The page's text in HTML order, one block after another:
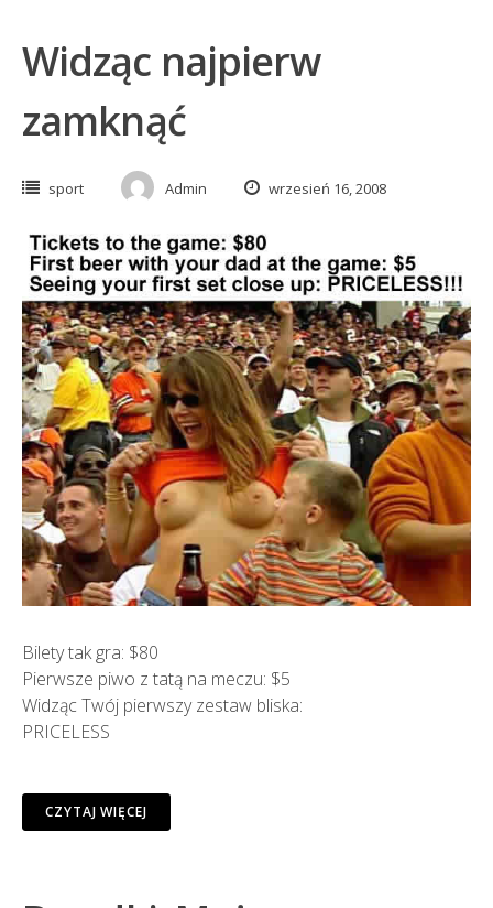
Widząc najpierw
zamknąć
sport Admin wrzesień 16, 2008
Bilety tak gra: $80
Pierwsze piwo z tatą na meczu: $5
Widząc Twój pierwszy zestaw bliska:
PRICELESS
CZYTAJ WIĘCEJ